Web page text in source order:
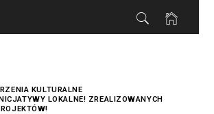
KULTURALNE
LOKALNE! ZREALIZOWANYCH